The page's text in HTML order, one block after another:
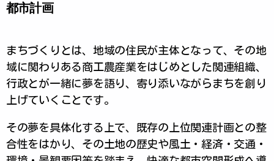
都市計画
まちづくりとは、地域の住民が主体となって、その地
域に関わりある商工農産業をはじめとした関連組織、
行政とが一緒に夢を語り、寄り添いながらまちを創り
上げていくことです。
その夢を具体化する上で、既存の上位関連計画との整
合性をはかり、その土地の歴史や風土・経済・交通・